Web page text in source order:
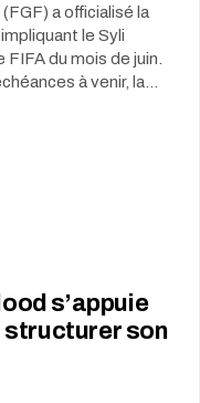
a officialisé la
le Syli
du mois de juin.
à venir, la…
s’appuie
structurer son